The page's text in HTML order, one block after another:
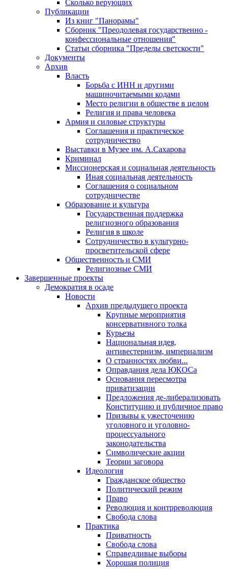
Сколько верующих
Публикации
Из книг "Панорамы"
Сборник "Преодолевая государственно -
конфессиональные отношения"
Статьи сборника "Пределы светскости"
Документы
Архив
Власть
Борьба с ИНН и другими
машиночитаемыми кодами
Место религии в обществе в целом
Религия и права человека
Армия и силовые структуры
Соглашения и практическое
сотрудничество
Выставки в Музее им. А.Сахарова
Криминал
Миссионерская и социальная деятельность
Иная социальная деятельность
Соглашения о социальном
сотрудничестве
Образование и культура
Государственная поддержка
религиозного образования
Религия в школе
Сотрудничество в культурно-
просветительской сфере
Общественность и СМИ
Религиозные СМИ
Завершенные проекты
Демократия в осаде
Новости
Архив предыдущего проекта
Крупные мероприятия
консервативного толка
Курьезы
Национальная идея,
антивестернизм, империализм
О странностях любви...
Оправдания дела ЮКОСа
Основания пересмотра
приватизации
Предложения де-либерализовать
Конституцию и публичное право
Призывы к ужесточению
уголовного и уголовно-
процессуального
законодательства
Символические акции
Теории заговора
Идеология
Гражданское общество
Политический режим
Право
Революция и контрреволюция
Свобода слова
Практика
Приватность
Свобода слова
Справедливые выборы
Хорошая полиция